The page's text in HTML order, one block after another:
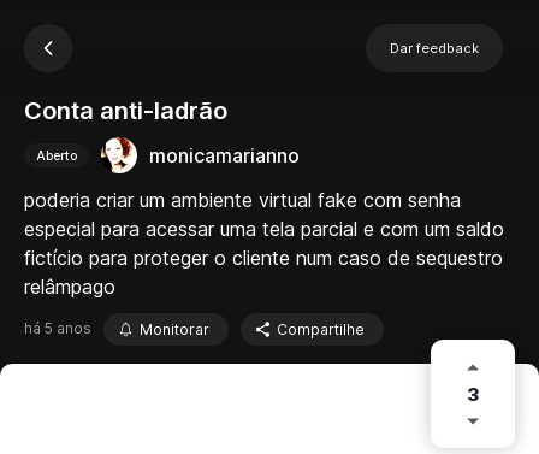
Dar feedback
Conta anti-ladrão
Aberto
monicamarianno
poderia criar um ambiente virtual fake com senha
especial para acessar uma tela parcial e com um saldo
fictício para proteger o cliente num caso de sequestro
relâmpago
há 5 anos Monitorar Compartilhe
3